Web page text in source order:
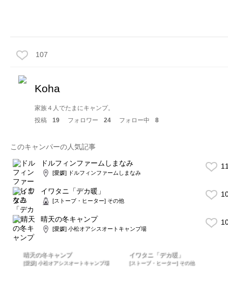
107
Koha
家族４人でたまにキャンプ。
投稿
19 フォロワー 24 フォロー中 8
このキャンパーの人気記事
ドルフィンファームしまなみ
[愛媛] ドルフィンファームしまなみ
イワタニ「デカ暖」
[ストーブ・ヒーター] その他
晴天の冬キャンプ
[愛媛] 小松オアシスオートキャンプ場
晴天の冬キャンプ
[愛媛] 小松オアシスオートキャンプ場
イワタニ「デカ暖」
[ストーブ・ヒーター] その他